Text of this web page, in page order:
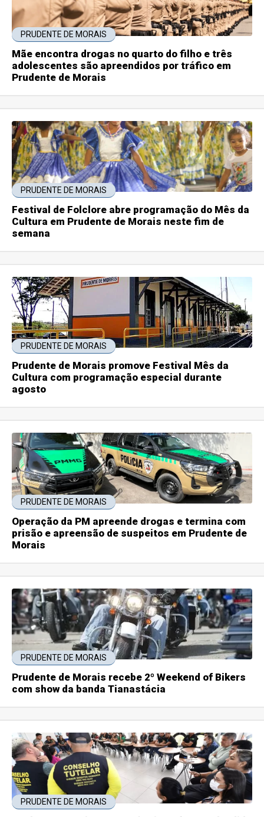
PRUDENTE DE MORAIS
Mãe encontra drogas no quarto do filho e três
adolescentes são apreendidos por tráfico em
Prudente de Morais
PRUDENTE DE MORAIS
Festival de Folclore abre programação do Mês da
Cultura em Prudente de Morais neste fim de
semana
PRUDENTE DE MORAIS
Prudente de Morais promove Festival Mês da
Cultura com programação especial durante
agosto
PRUDENTE DE MORAIS
Operação da PM apreende drogas e termina com
prisão e apreensão de suspeitos em Prudente de
Morais
PRUDENTE DE MORAIS
Prudente de Morais recebe 2º Weekend of Bikers
com show da banda Tianastácia
PRUDENTE DE MORAIS